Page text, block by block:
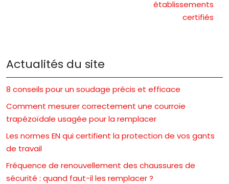
établissements
certifiés
Actualités du site
8 conseils pour un soudage précis et efficace
Comment mesurer correctement une courroie
trapézoïdale usagée pour la remplacer
Les normes EN qui certifient la protection de vos gants
de travail
Fréquence de renouvellement des chaussures de
sécurité : quand faut-il les remplacer ?